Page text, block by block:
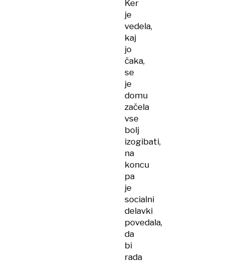
Ker
je
vedela,
kaj
jo
čaka,
se
je
domu
začela
vse
bolj
izogibati,
na
koncu
pa
je
socialni
delavki
povedala,
da
bi
rada